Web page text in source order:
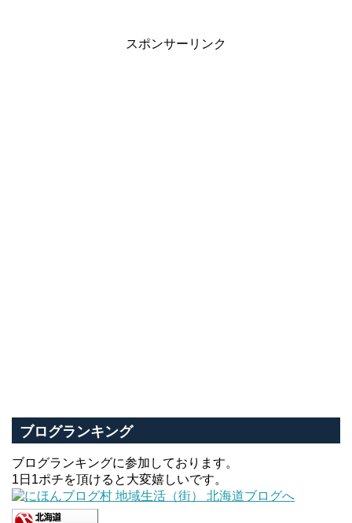
スポンサーリンク
ブログランキング
ブログランキングに参加しております。
1日1ポチを頂けると大変嬉しいです。